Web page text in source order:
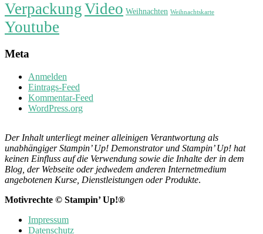
VerpackungVideo Weihnachten Weihnachtskarte
Youtube
Meta
Anmelden
Eintrags-Feed
Kommentar-Feed
WordPress.org
Der Inhalt unterliegt meiner alleinigen Verantwortung als
unabhängiger Stampin’ Up! Demonstrator und Stampin’ Up! hat
keinen Einfluss auf die Verwendung sowie die Inhalte der in dem
Blog, der Webseite oder jedwedem anderen Internetmedium
angebotenen Kurse, Dienstleistungen oder Produkte.
Motivrechte © Stampin’ Up!®
Impressum
Datenschutz